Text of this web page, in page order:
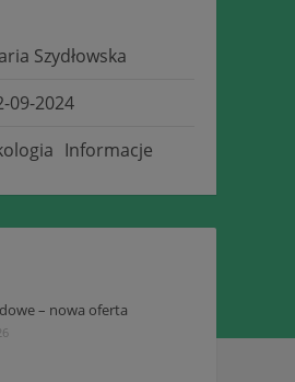
Szydłowska
09-2024
Informacje
– nowa oferta